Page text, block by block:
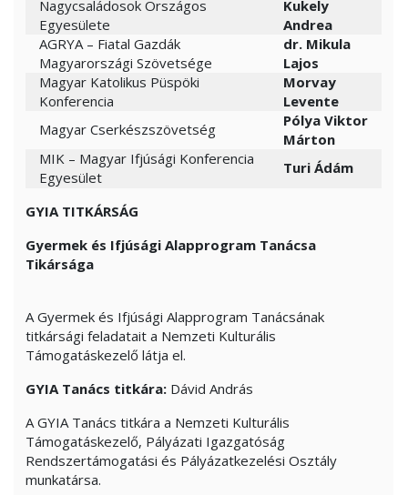
Nagycsaládosok Országos
Egyesülete
Kukely
Andrea
AGRYA – Fiatal Gazdák
Magyarországi Szövetsége
dr. Mikula
Lajos
Magyar Katolikus Püspöki
Konferencia
Morvay
Levente
Magyar Cserkészszövetség
Pólya Viktor
Márton
MIK – Magyar Ifjúsági Konferencia
Egyesület
Turi Ádám
GYIA TITKÁRSÁG
Gyermek és Ifjúsági Alapprogram Tanácsa
Tikársága
A Gyermek és Ifjúsági Alapprogram Tanácsának
titkársági feladatait a Nemzeti Kulturális
Támogatáskezelő látja el.
GYIA Tanács titkára: Dávid András
A GYIA Tanács titkára a Nemzeti Kulturális
Támogatáskezelő, Pályázati Igazgatóság
Rendszertámogatási és Pályázatkezelési Osztály
munkatársa.